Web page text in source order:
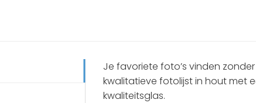
Je favoriete foto’s vinden
kwalitatieve fotolijst in hout met
kwaliteitsglas.